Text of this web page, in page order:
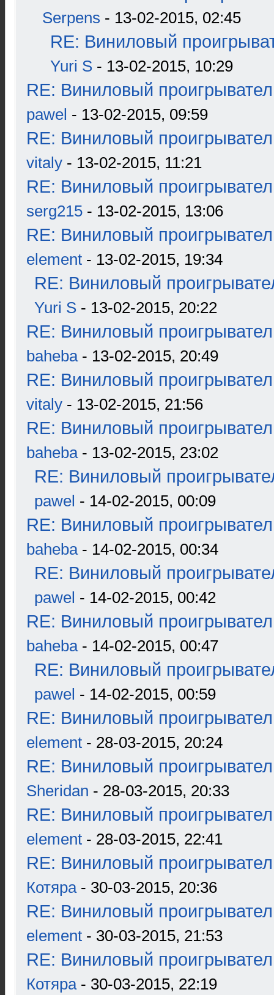
Serpens - 13-02-2015, 02:45
RE: Виниловый
Yuri S - 13-02-2015, 10:29
RE: Виниловый
pawel - 13-02-2015, 09:59
RE: Виниловый
vitaly - 13-02-2015, 11:21
RE: Виниловый
serg215 - 13-02-2015, 13:06
RE: Виниловый
element - 13-02-2015, 19:34
RE: Виниловый
Yuri S - 13-02-2015, 20:22
RE: Виниловый
baheba- 13-02-2015, 20:49
RE: Виниловый
vitaly - 13-02-2015, 21:56
RE: Виниловый
baheba- 13-02-2015, 23:02
RE: Виниловый
pawel - 14-02-2015, 00:09
RE: Виниловый
baheba- 14-02-2015, 00:34
RE: Виниловый
pawel - 14-02-2015, 00:42
RE: Виниловый
baheba- 14-02-2015, 00:47
RE: Виниловый
pawel - 14-02-2015, 00:59
RE: Виниловый
element - 28-03-2015, 20:24
RE: Виниловый
Sheridan - 28-03-2015, 20:33
RE: Виниловый
element - 28-03-2015, 22:41
RE: Виниловый
Котяра- 30-03-2015, 20:36
RE: Виниловый
element - 30-03-2015, 21:53
RE: Виниловый
Котяра- 30-03-2015, 22:19